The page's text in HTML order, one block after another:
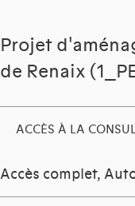
Projet
de Renaix
ACCÈS À LA
Accès complet,